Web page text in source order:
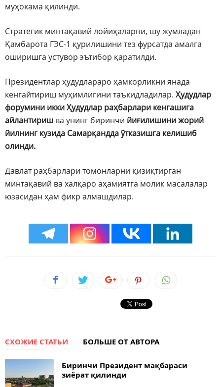
муҳокама қилинди.
Стратегик минтақавий лойиҳаларни, шу жумладан
Қамбарота ГЭС-1 қурилишини тез фурсатда амалга
оширишга устувор эътибор қаратилди.
Президентлар ҳудудлараро ҳамкорликни янада
кенгайтириш муҳимлигини таъкидладилар. Ҳудудлар
форумини икки Ҳудудлар раҳбарлари кенгашига
айлантириш ва унинг биринчи йиғилишини жорий
йилнинг кузида Самарқандда ўтказишга келишиб
олинди.
Давлат раҳбарлари томонларни қизиқтирган
минтақавий ва халқаро аҳамиятга молик масалалар
юзасидан ҳам фикр алмашдилар.
СХОЖИЕ СТАТЬИ БОЛЬШЕ ОТ АВТОРА
Биринчи Президент мақбараси
зиёрат қилинди